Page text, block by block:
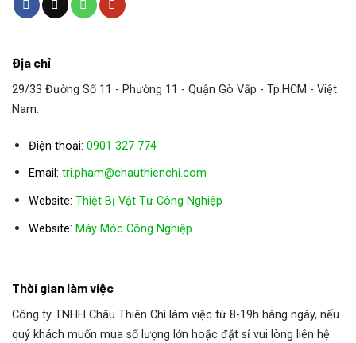
Địa chỉ
29/33 Đường Số 11 - Phường 11 - Quận Gò Vấp - Tp.HCM - Việt
Nam.
Điện thoại: 0901 327 774
Email: tri.pham@chauthienchi.com
Website: Thiệt Bị Vật Tư Công Nghiệp
Website: Máy Móc Công Nghiệp
Thời gian làm việc
Công ty TNHH Châu Thiên Chí làm việc từ 8-19h hàng ngày, nếu
quý khách muốn mua số lượng lớn hoặc đặt sỉ vui lòng liên hệ